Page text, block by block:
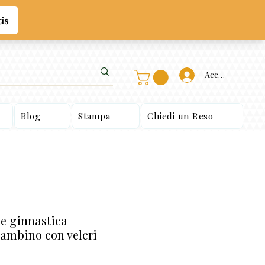
Accedi
Blog Stampa Chiedi un Reso
ginnastica
con velcri